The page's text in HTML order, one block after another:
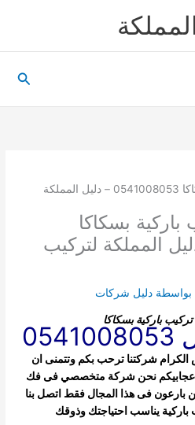
افضل شركة تركيب باركية بسكاكا 0541008053 – دليل المملكة
بسكاكا
– دليل المملكة لتركيب
بواسطة دليل شركات
باركية بسكاكا
الكرام شركتنا ترحب بكم وتتمنى ان
اعجابيكم نحن شركة متخصصي فى فك
بارعون فى هذا المجال فقط اتصل بنا
باركية يناسب احتياجتك وذوقك